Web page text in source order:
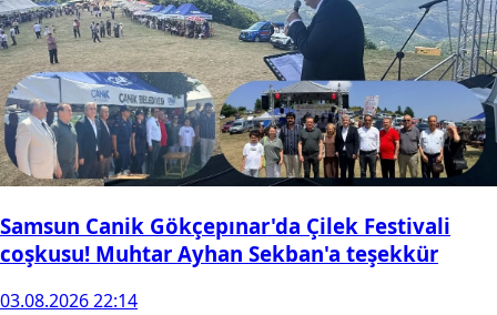
Samsun Canik Gökçepınar'da Çilek Festivali
coşkusu! Muhtar Ayhan Sekban'a teşekkür
03.08.2026 22:14